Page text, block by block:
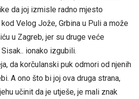
da joj izmisle radno mjesto
Velog Jože, Grbina u Puli a može
u Zagreb, jer su druge veće
ionako izgubili.
da korčulanski puk odmori od njenih
A ono što bi joj ova druga strana,
učinit da je utješe, je mali znak